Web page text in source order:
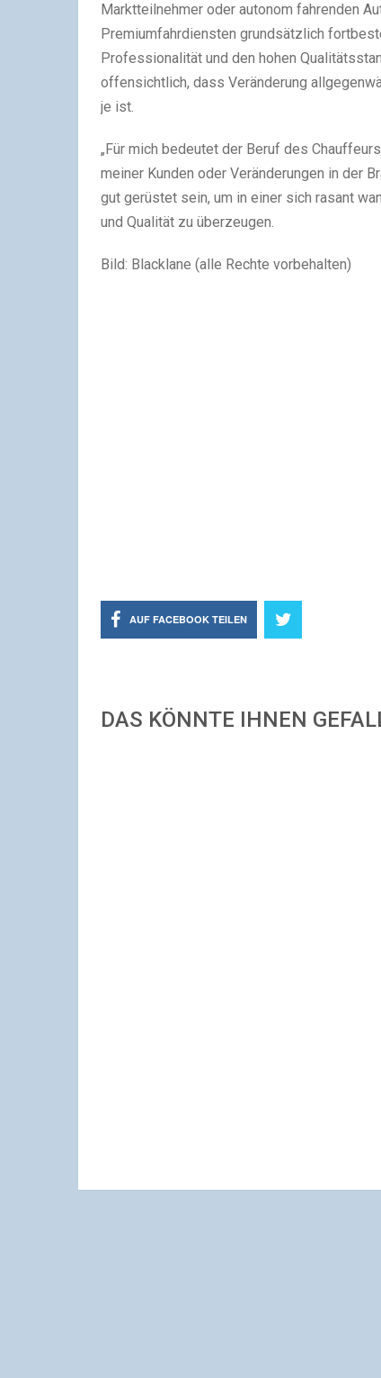
Marktteilnehmer oder autonom fahrenden
Premiumfahrdiensten grundsätzlich
Professionalität und den hohen
offensichtlich, dass Veränderung
je ist.
„Für mich bedeutet der Beruf des
meiner Kunden oder Veränderungen in der
gut gerüstet sein, um in einer sich rasant
und Qualität zu überzeugen.
Bild: Blacklane (alle Rechte vorbehalten)
AUF FACEBOOK TEILEN
DAS KÖNNTE IHNEN